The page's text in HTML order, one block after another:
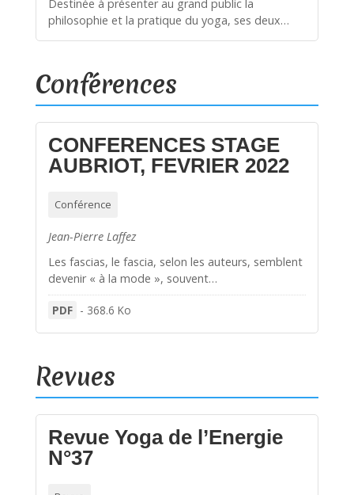
Destinée à présenter au grand public la
philosophie et la pratique du yoga, ses deux…
Conférences
CONFERENCES STAGE
AUBRIOT, FEVRIER 2022
Conférence
Jean-Pierre Laffez
Les fascias, le fascia, selon les auteurs, semblent
devenir « à la mode », souvent…
PDF - 368.6 Ko
Revues
Revue Yoga de l’Energie
N°37